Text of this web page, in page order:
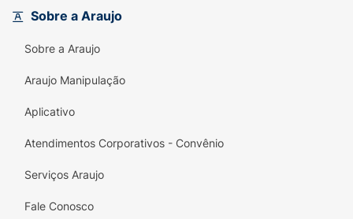
épicas.
Benefícios Diferenciais:
- Proteção antitranspirante por 72h
- Tecnologia Dual Shield
- Evita manchas brancas e amarelas nas
- Fórmula suave e cuidadora
Sobre a Araujo
Sobre a Araujo
Araujo Manipulação
Aplicativo
Atendimentos Corporativos - Convênio
Serviços Araujo
Fale Conosco